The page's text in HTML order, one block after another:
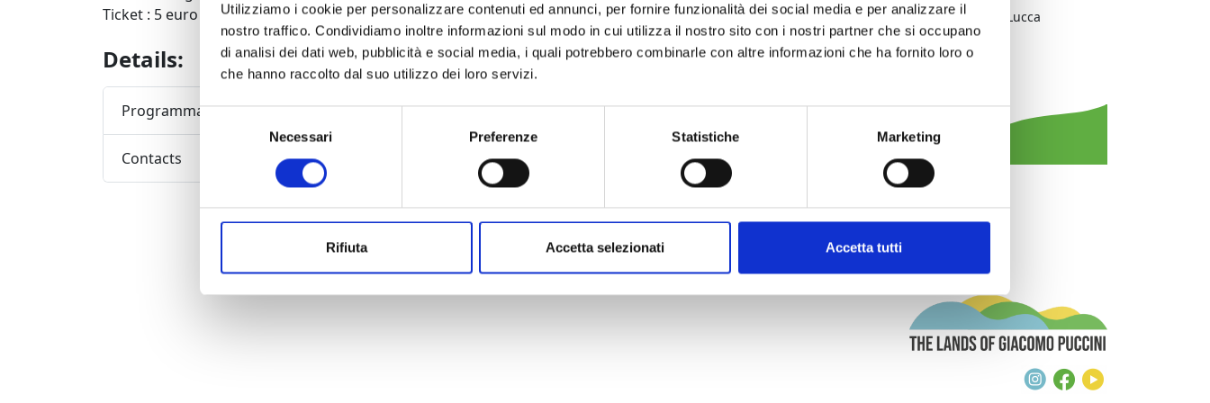
Utilizziamo i cookie per personalizzare contenuti ed annunci, per fornire funzionalità dei social media e per analizzare il
nostro traffico. Condividiamo inoltre informazioni sul modo in cui utilizza il nostro sito con i nostri partner che si occupano
di analisi dei dati web, pubblicità e social media, i quali potrebbero combinarle con altre informazioni che ha fornito loro o
che hanno raccolto dal suo utilizzo dei loro servizi.
Selezione
del
Necessari Preferenze Statistiche Marketing
Rifiuta Accetta selezionati Accetta tutti
Ticket : 5 euro (tickets on sale the same morning of the concert from 10.30).
Details:
Programma completo della manifestazione o della stagione teatrale
Contacts
District:
Piana di Lucca
District/Location:
Instagram
Facebook